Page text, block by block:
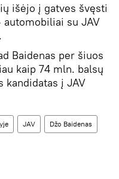
išėjo į gatves švęsti
su JAV
Baidenas per šiuos
kaip 74 mln. balsų
kandidatas į JAV
JAV Džo Baidenas